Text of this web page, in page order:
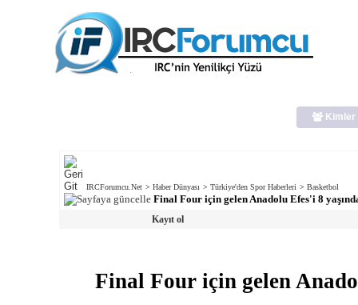
Kimler
IRCForumcu.Net > Haber Dünyası > Türkiye'den Spor Haberleri > Basketbol
Final Four için gelen Anadolu Efes'i 8
Kayıt ol
Final Four için gelen